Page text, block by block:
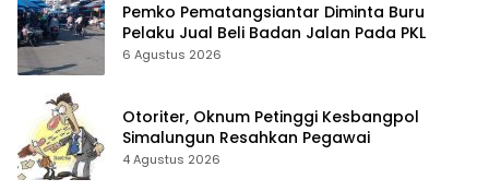
Pemko Pematangsiantar Diminta Buru
Pelaku Jual Beli Badan Jalan Pada PKL
6 Agustus 2026
Otoriter, Oknum Petinggi Kesbangpol
Simalungun Resahkan Pegawai
4 Agustus 2026